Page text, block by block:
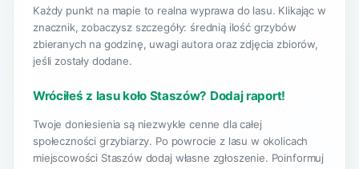
Każdy punkt na mapie to realna wyprawa do lasu. Klikając w
znacznik, zobaczysz szczegóły: średnią ilość grzybów
zbieranych na godzinę, uwagi autora oraz zdjęcia zbiorów,
jeśli zostały dodane.
Wróciłeś z lasu koło Staszów? Dodaj raport!
Twoje doniesienia są niezwykle cenne dla całej
społeczności grzybiarzy. Po powrocie z lasu w okolicach
miejscowości Staszów dodaj własne zgłoszenie. Poinformuj